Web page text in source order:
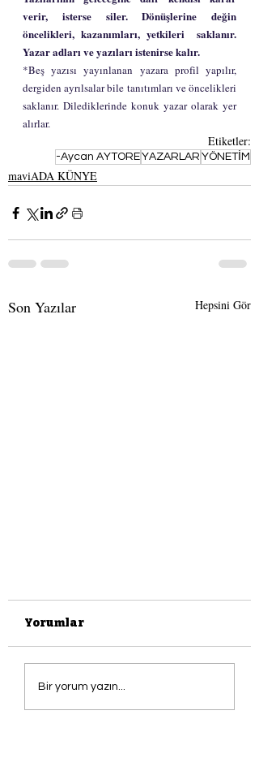
verir, isterse siler. Dönüşlerine değin
öncelikleri, kazanımları, yetkileri  saklanır.
Yazar adları ve yazıları istenirse kalır.
*Beş yazısı yayınlanan yazara profil yapılır,
dergiden ayrılsalar bile tanıtımları ve öncelikleri
saklanır. Dilediklerinde konuk yazar olarak yer
alırlar.
Etiketler:
-Aycan AYTOREYAZARLAR YÖNETİM
maviADA KÜNYE
Son Yazılar Hepsini Gör
Yorumlar
Bir yorum yazın...